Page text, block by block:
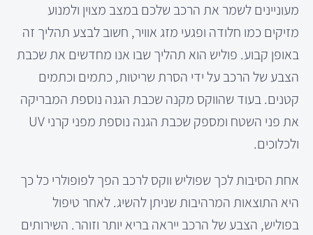
מעוניינים לשמר את הרכב שלכם במצב מצוין ולמנוע
מזיקים כמו חלודה ופגעי מזג אוויר, חשוב לבצע תהליך זה
באופן קבוע. פוליש הוא תהליך שבו אנו מחדשים את שכבת
הצבע של הרכב על ידי הסרת שריטות, כתמים וכתמים
קטנים. בעוד שהווקס מקנה שכבת הגנה נוספת המבריקה
את פני השטח ומספק שכבת הגנה נוספת מפני קרני UV
ולכלוכים.
אחת הסיבות לכך שפוליש ווקס לרכב הפך לפופולרי כל כך
היא התוצאות המרהיבות שניתן להשיג. לאחר טיפול
בפוליש, הצבע של הרכב ייראה בריא יותר וזוהר. השירותים